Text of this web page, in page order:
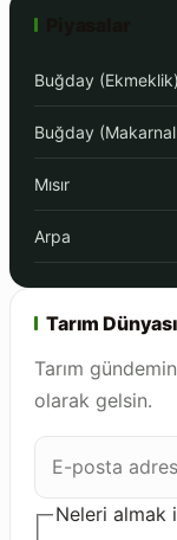
Buğday (Ekmeklik)
Buğday
Mısır
Arpa
Tarım
Tarım
olarak gelsin.
E-
posta
adresiniz
Neleri almak